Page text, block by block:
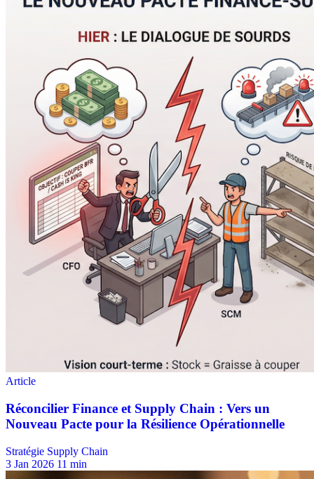
Stratégie Supply Chain
3 Jan 2026 11 min